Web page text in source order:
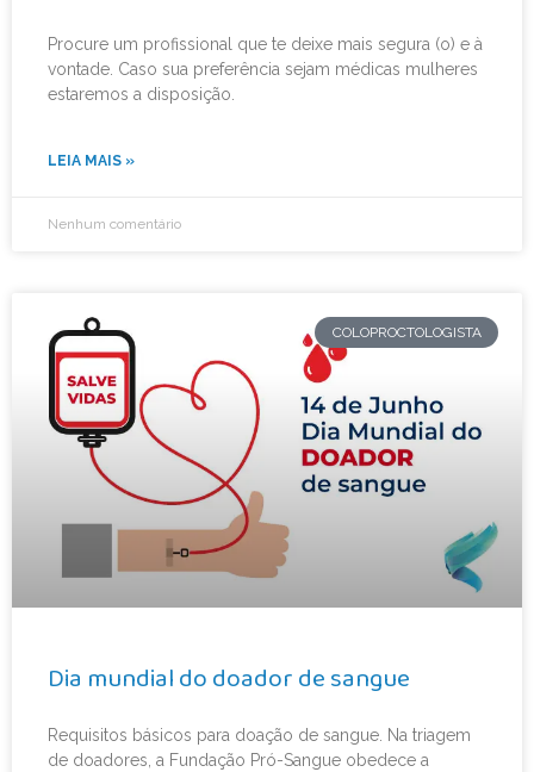
Procure um profissional que te deixe mais segura (o) e à
vontade. Caso sua preferência sejam médicas mulheres
estaremos a disposição.
LEIA MAIS »
Nenhum comentário
COLOPROCTOLOGISTA
Dia mundial do doador de sangue
Requisitos básicos para doação de sangue. Na triagem
de doadores, a Fundação Pró-Sangue obedece a